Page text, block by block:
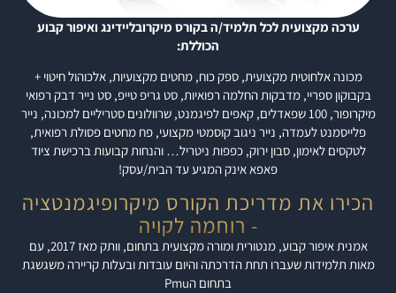
ערכה מקצועית לכל תלמיד/ה בקורס מיקרובליידינג ואיפור קבוע
הכוללת:
מכונה אלחוטית מקצועית, ספק כוח, מחטים מקצועיות, אלכוהול חיטוי +
בקבוקון ספריי, מדבקות החלמה רפואיות, סט גריפ טייפ, סט נייר דבק רפואי
מיקרופור, 100 שפאדלים, קאפים לפיגמנט, שרוולונים סטריליים למכונה, נייר
פלייסמנט לעמדה, נייר ניגוב קוסמטי מקצועי, פח מחטים פסולת רפואית,
לטקסים לאימון, סבון ירוק, כפפות ניטריל… והנחות קבועות ברכישת ציוד
פאפא אינק המגיע עד הבית/עסק!
הכירו את מדריכת הקורס מיקרופיגמנטציה
- רוחמה לקויה
אמנית איפור קבוע, מנטורית ומורה מקצועית בתחום, וותק מאז 2017, עם
מאות תלמידות שעברו תחת הדרכתה והיום עובדות ובעלות קריירה משגשגת
בתחום הPmu